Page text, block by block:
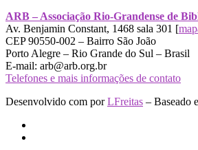
ARB – Associação Rio-Grandense de
Av. Benjamin Constant, 1468 sala 301 [
CEP 90550-002 – Bairro São João
Porto Alegre – Rio Grande do Sul – Brasil
E-mail: arb@arb.org.br
Telefones e mais informações de contato
Desenvolvido com porLFreitas – Baseado